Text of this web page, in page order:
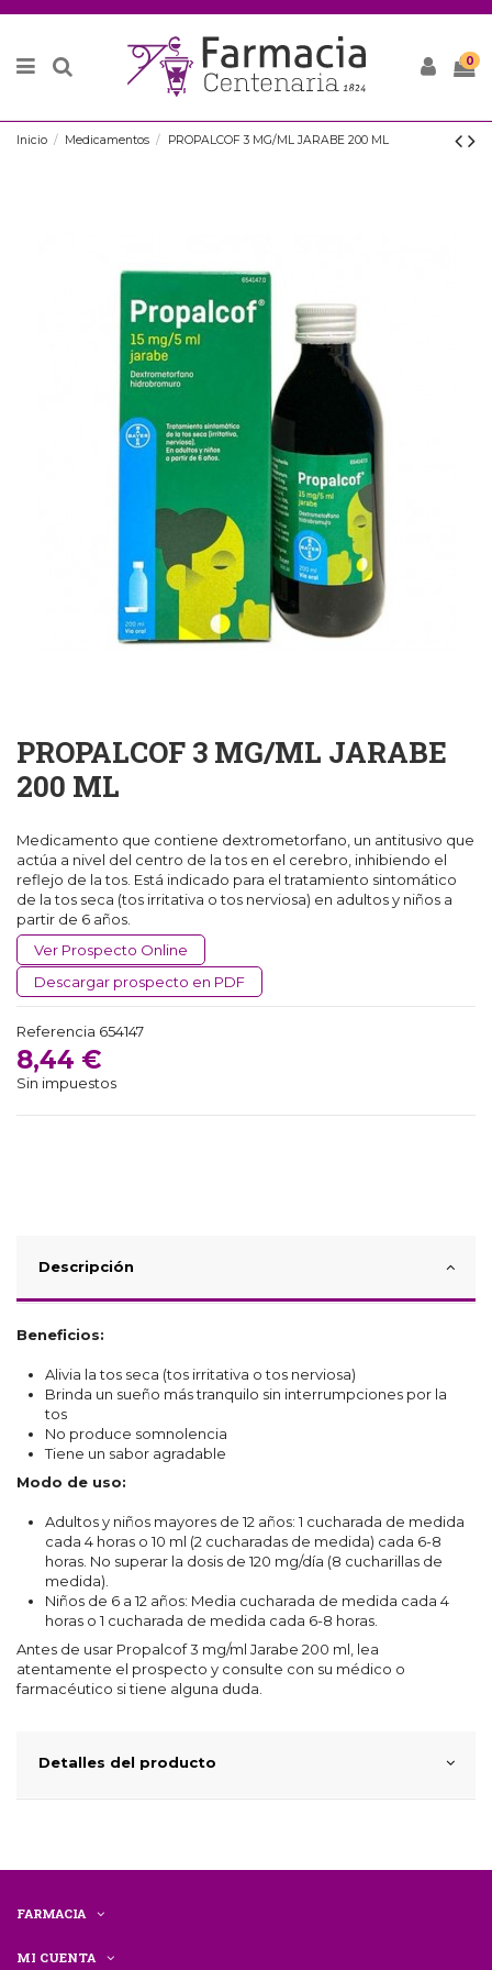
0
Inicio Medicamentos PROPALCOF 3 MG/ML JARABE 200 ML
PROPALCOF 3 MG/ML JARABE
200 ML
Medicamento que contiene dextrometorfano, un antitusivo que
actúa a nivel del centro de la tos en el cerebro, inhibiendo el
reflejo de la tos. Está indicado para el tratamiento sintomático
de la tos seca (tos irritativa o tos nerviosa) en adultos y niños a
partir de 6 años.
Ver Prospecto Online
Descargar prospecto en PDF
Referencia 654147
8,44 €
Sin impuestos
Descripción
Beneficios:
Alivia la tos seca (tos irritativa o tos nerviosa)
Brinda un sueño más tranquilo sin interrumpciones por la
tos
No produce somnolencia
Tiene un sabor agradable
Modo de uso:
Adultos y niños mayores de 12 años: 1 cucharada de medida
cada 4 horas o 10 ml (2 cucharadas de medida) cada 6-8
horas. No superar la dosis de 120 mg/día (8 cucharillas de
medida).
Niños de 6 a 12 años: Media cucharada de medida cada 4
horas o 1 cucharada de medida cada 6-8 horas.
Antes de usar Propalcof 3 mg/ml Jarabe 200 ml, lea
atentamente el prospecto y consulte con su médico o
farmacéutico si tiene alguna duda.
Detalles del producto
FARMACIA
MI CUENTA